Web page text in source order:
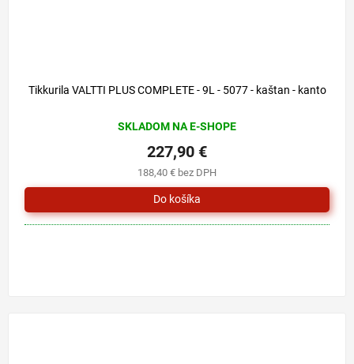
Tikkurila VALTTI PLUS COMPLETE - 9L - 5077 - kaštan - kanto
SKLADOM NA E-SHOPE
188,40 € bez DPH
227,90 €